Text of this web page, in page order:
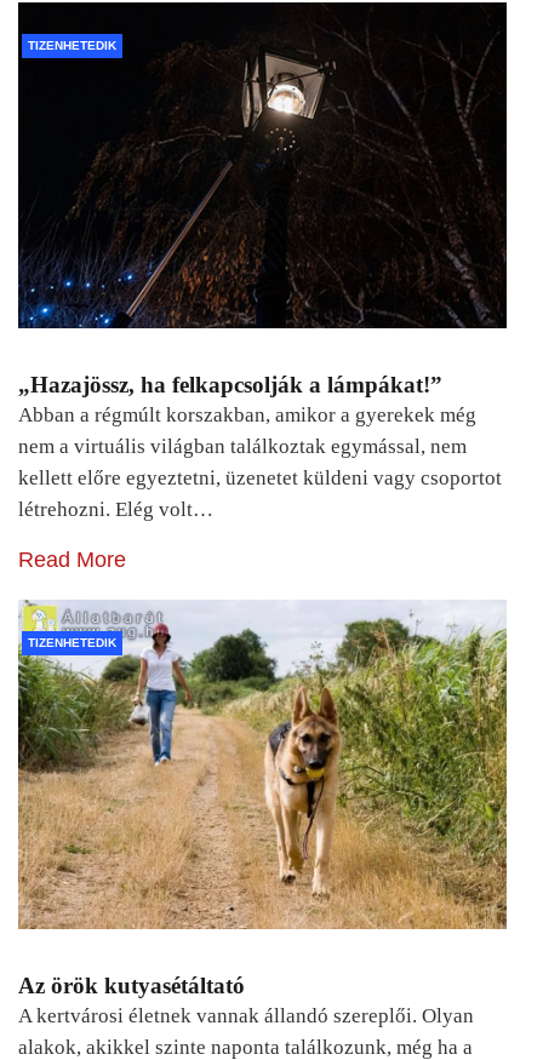
TIZENHETEDIK
„Hazajössz, ha felkapcsolják a lámpákat!”
Abban a régmúlt korszakban, amikor a gyerekek még
nem a virtuális világban találkoztak egymással, nem
kellett előre egyeztetni, üzenetet küldeni vagy csoportot
létrehozni. Elég volt…
Read More
TIZENHETEDIK
Az örök kutyasétáltató
A kertvárosi életnek vannak állandó szereplői. Olyan
alakok, akikkel szinte naponta találkozunk, még ha a